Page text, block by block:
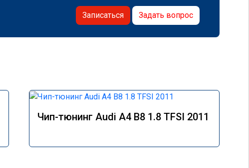
Записаться Задать вопрос
Чип-тюнинг Audi A4 B8 1.8 TFSI 2011